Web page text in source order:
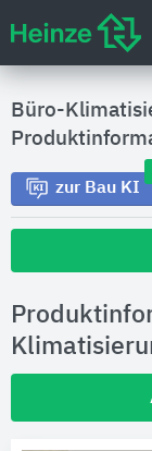
Büro-
zur Bau KI
Hersteller